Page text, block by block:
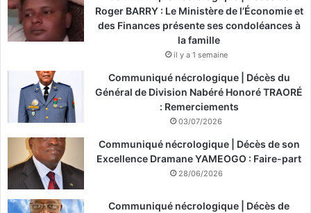
Roger BARRY : Le Ministère de l’Économie et
des Finances présente ses condoléances à
la famille
il y a 1 semaine
Communiqué nécrologique | Décès du
Général de Division Nabéré Honoré TRAORÉ
: Remerciements
03/07/2026
Communiqué nécrologique | Décès de son
Excellence Dramane YAMEOGO : Faire-part
28/06/2026
Communiqué nécrologique | Décès de